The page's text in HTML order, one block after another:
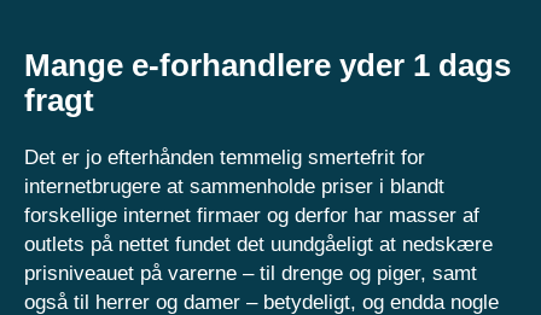
Mange e-forhandlere yder 1 dags
fragt
Det er jo efterhånden temmelig smertefrit for
internetbrugere at sammenholde priser i blandt
forskellige internet firmaer og derfor har masser af
outlets på nettet fundet det uundgåeligt at nedskære
prisniveauet på varerne – til drenge og piger, samt
også til herrer og damer – betydeligt, og endda nogle